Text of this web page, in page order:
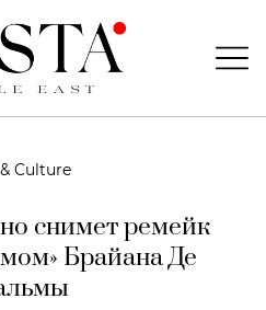
Culture
снимет ремейк
Брайана Де